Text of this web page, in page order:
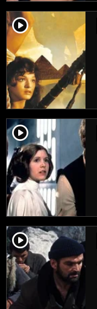
player2
player2
player2